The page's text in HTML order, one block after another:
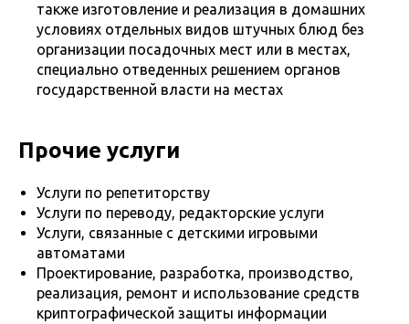
также изготовление и реализация в домашних
условиях отдельных видов штучных блюд без
организации посадочных мест или в местах,
специально отведенных решением органов
государственной власти на местах
Прочие услуги
Услуги по репетиторству
Услуги по переводу, редакторские услуги
Услуги, связанные с детскими игровыми
автоматами
Проектирование, разработка, производство,
реализация, ремонт и использование средств
криптографической защиты информации